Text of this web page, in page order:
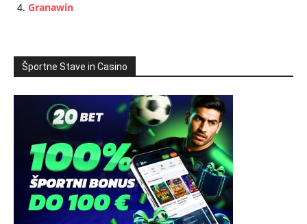
Granawin
Športne Stave in Casino